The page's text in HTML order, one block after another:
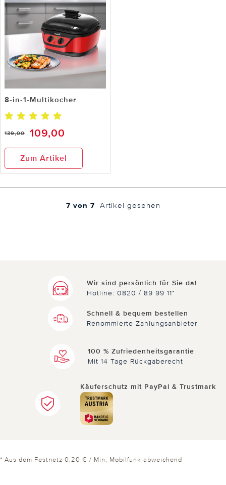
8-in-1-Multikocher
139,00 109,00
Zum Artikel
7 von 7 Artikel gesehen
Wir sind persönlich für Sie da!
Hotline: 0820 / 89 99 11*
Schnell & bequem bestellen
Renommierte Zahlungsanbieter
100 % Zufriedenheitsgarantie
Mit 14 Tage Rückgaberecht
Käuferschutz mit PayPal & Trustmark
* Aus dem Festnetz 0,20 € / Min, Mobilfunk abweichend